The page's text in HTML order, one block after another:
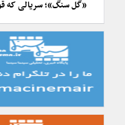
«گل سنگ»؛ سریالی که